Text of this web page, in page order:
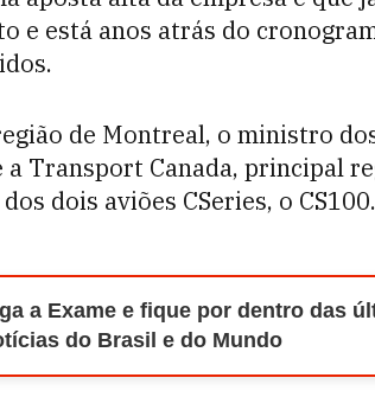
e está anos atrás do
de Montreal, o ministro
a Transport Canada, principal
dois aviões CSeries, o CS100.
a Exame e fique por dentro das
do Brasil e do Mundo